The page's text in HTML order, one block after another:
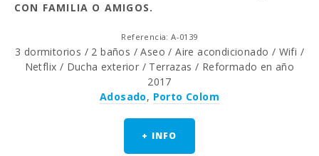
CON FAMILIA O AMIGOS.
Referencia: A-0139
3 dormitorios / 2 baños / Aseo / Aire acondicionado / Wifi /
Netflix / Ducha exterior / Terrazas / Reformado en año
2017
Adosado, Porto Colom
+ INFO